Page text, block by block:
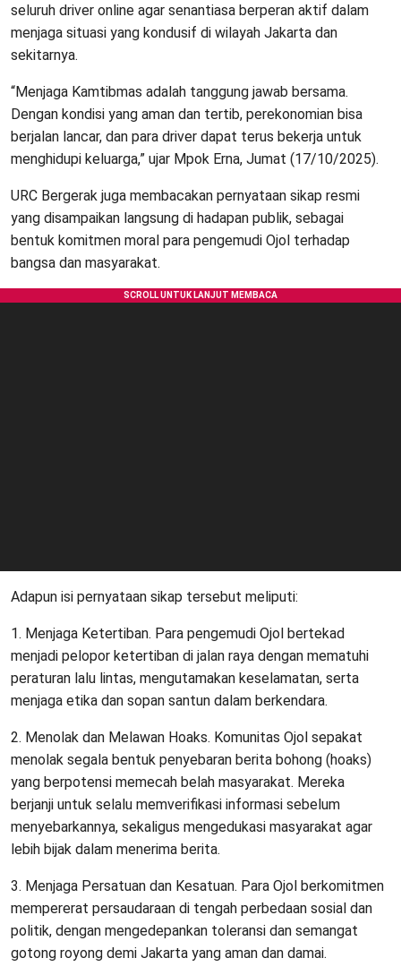
seluruh driver online agar senantiasa berperan aktif dalam
menjaga situasi yang kondusif di wilayah Jakarta dan
sekitarnya.
“Menjaga Kamtibmas adalah tanggung jawab bersama.
Dengan kondisi yang aman dan tertib, perekonomian bisa
berjalan lancar, dan para driver dapat terus bekerja untuk
menghidupi keluarga,” ujar Mpok Erna, Jumat (17/10/2025).
URC Bergerak juga membacakan pernyataan sikap resmi
yang disampaikan langsung di hadapan publik, sebagai
bentuk komitmen moral para pengemudi Ojol terhadap
bangsa dan masyarakat.
Adapun isi pernyataan sikap tersebut meliputi:
1. Menjaga Ketertiban. Para pengemudi Ojol bertekad
menjadi pelopor ketertiban di jalan raya dengan mematuhi
peraturan lalu lintas, mengutamakan keselamatan, serta
menjaga etika dan sopan santun dalam berkendara.
2. Menolak dan Melawan Hoaks. Komunitas Ojol sepakat
menolak segala bentuk penyebaran berita bohong (hoaks)
yang berpotensi memecah belah masyarakat. Mereka
berjanji untuk selalu memverifikasi informasi sebelum
menyebarkannya, sekaligus mengedukasi masyarakat agar
lebih bijak dalam menerima berita.
3. Menjaga Persatuan dan Kesatuan. Para Ojol berkomitmen
mempererat persaudaraan di tengah perbedaan sosial dan
politik, dengan mengedepankan toleransi dan semangat
gotong royong demi Jakarta yang aman dan damai.